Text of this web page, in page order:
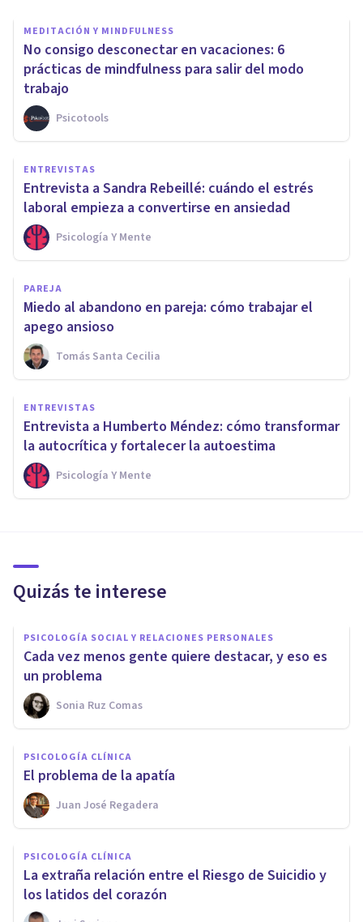
MEDITACIÓN Y MINDFULNESS
No consigo desconectar en vacaciones: 6
prácticas de mindfulness para salir del modo
trabajo
Psicotools
ENTREVISTAS
Entrevista a Sandra Rebeillé: cuándo el estrés
laboral empieza a convertirse en ansiedad
Psicología Y Mente
PAREJA
Miedo al abandono en pareja: cómo trabajar el
apego ansioso
Tomás Santa Cecilia
ENTREVISTAS
Entrevista a Humberto Méndez: cómo transformar
la autocrítica y fortalecer la autoestima
Psicología Y Mente
Quizás te interese
PSICOLOGÍA SOCIAL Y RELACIONES PERSONALES
Cada vez menos gente quiere destacar, y eso es
un problema
Sonia Ruz Comas
PSICOLOGÍA CLÍNICA
El problema de la apatía
Juan José Regadera
PSICOLOGÍA CLÍNICA
La extraña relación entre el Riesgo de Suicidio y
los latidos del corazón